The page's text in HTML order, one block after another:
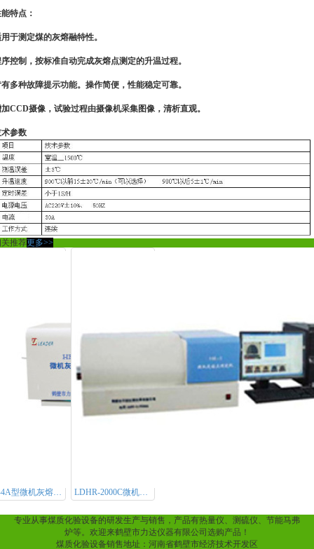
特点：
于测定煤的灰熔融特性。
控制，按标准自动完成灰熔点测定的升温过程。
多种故障提示功能。操作简便，性能稳定可靠。
CCD摄像，试验过程由摄像机采集图像，清析直观。
参数
推荐更多>>
HR-4A型微机灰熔点测定仪 LDHR-2000C微机灰熔点测定仪
专业从事煤质化验设备的研发生产与销售，产品有热量仪、测硫仪、节能马弗
炉等。欢迎来鹤壁市力达仪器有限公司选购产品！
煤质化验设备销售地址：河南省鹤壁市经济技术开发区